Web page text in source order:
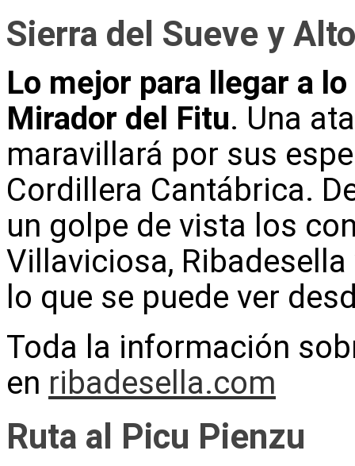
Sierra del Sueve y
Lo mejor para llegar a
Mirador del Fitu. Una
maravillará por sus
Cordillera Cantábrica.
un golpe de vista los
Villaviciosa,
lo que se puede ver
Toda la información
en ribadesella.com
Ruta al Picu Pienzu